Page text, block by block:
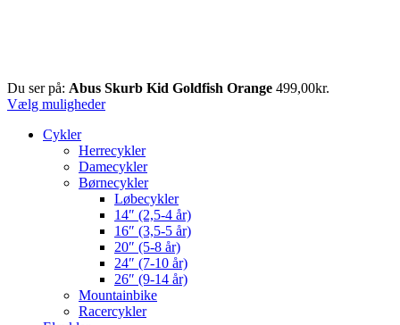
Du ser på: Abus Skurb Kid Goldfish Orange 499,00kr.
Vælg muligheder
Cykler
Herrecykler
Damecykler
Børnecykler
Løbecykler
14″ (2,5-4 år)
16″ (3,5-5 år)
20″ (5-8 år)
24″ (7-10 år)
26″ (9-14 år)
Mountainbike
Racercykler